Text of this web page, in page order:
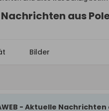
Nachrichten aus
Bilder
- Aktuelle